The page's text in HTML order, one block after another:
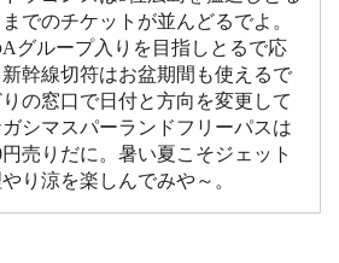
でのチケットが並んどるでよ。
グループ入りを目指しとるで応
幹線切符はお盆期間も使えるで
の窓口で日付と方向を変更して
シマスパーランドフリーパスは
円売りだに。暑い夏こそジェット
り涼を楽しんでみや～。